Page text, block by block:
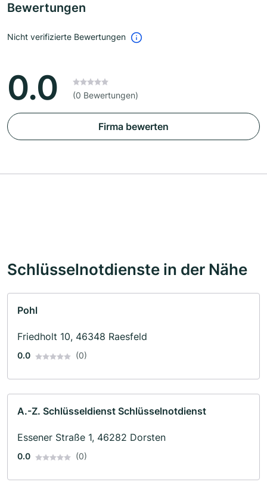
Bewertungen
Nicht verifizierte Bewertungen
0.0 (0 Bewertungen)
Firma bewerten
Schlüsselnotdienste in der Nähe
Pohl
Friedholt 10, 46348 Raesfeld
0.0 (0)
A.-Z. Schlüsseldienst Schlüsselnotdienst
Essener Straße 1, 46282 Dorsten
0.0 (0)